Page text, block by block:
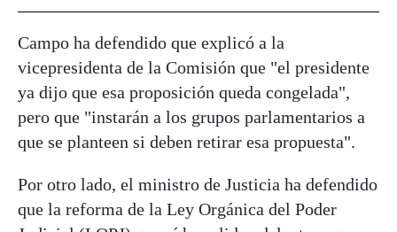
Campo ha defendido que explicó a la
vicepresidenta de la Comisión que "el presidente
ya dijo que esa proposición queda congelada",
pero que "instarán a los grupos parlamentarios a
que se planteen si deben retirar esa propuesta".
Por otro lado, el ministro de Justicia ha defendido
que la reforma de la Ley Orgánica del Poder